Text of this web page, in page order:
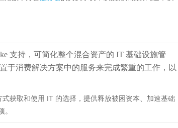
支持，可简化整个混合资产的 IT 基础设施管
于消费解决方案中的服务来完成繁重的工作，以
获取和使用 IT 的选择，提供释放被困资本、加速基础